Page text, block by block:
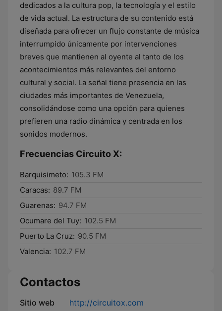
dedicados a la cultura pop, la tecnología y el estilo
de vida actual. La estructura de su contenido está
diseñada para ofrecer un flujo constante de música
interrumpido únicamente por intervenciones
breves que mantienen al oyente al tanto de los
acontecimientos más relevantes del entorno
cultural y social. La señal tiene presencia en las
ciudades más importantes de Venezuela,
consolidándose como una opción para quienes
prefieren una radio dinámica y centrada en los
sonidos modernos.
Frecuencias Circuito X:
Barquisimeto: 105.3 FM
Caracas: 89.7 FM
Guarenas: 94.7 FM
Ocumare del Tuy: 102.5 FM
Puerto La Cruz: 90.5 FM
Valencia: 102.7 FM
Contactos
Sitio web http://circuitox.com